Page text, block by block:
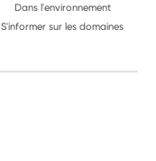
Dans l'environnement
S'informer sur les domaines